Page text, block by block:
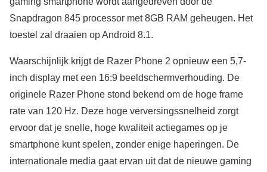
Snapdragon 845 processor met 8GB RAM geheugen. Het
toestel zal draaien op Android 8.1.
Waarschijnlijk krijgt de Razer Phone 2 opnieuw een 5,7-
inch display met een 16:9 beeldschermverhouding. De
originele Razer Phone stond bekend om de hoge frame
rate van 120 Hz. Deze hoge verversingssnelheid zorgt
ervoor dat je snelle, hoge kwaliteit actiegames op je
smartphone kunt spelen, zonder enige haperingen. De
internationale media gaat ervan uit dat de nieuwe gaming